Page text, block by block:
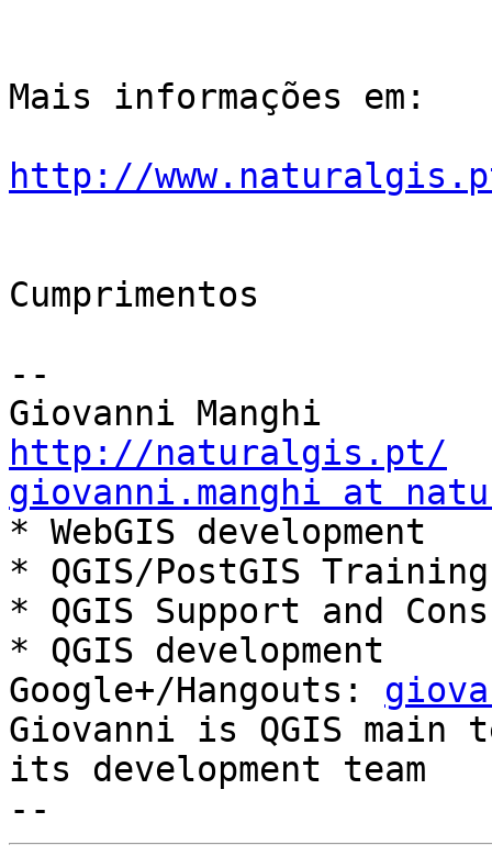
Mais informações em:
http://
Cumprimentos
--
http://naturalgis.pt/
giovanni.manghi at
* WebGIS development
* QGIS/PostGIS Training
* QGIS Support and
* QGIS development
Google+/Hangouts:
Giovanni is QGIS main
its development team